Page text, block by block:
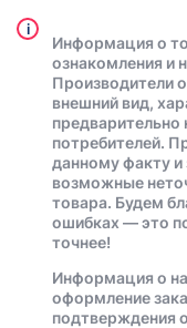
i
Информация о
ознакомления и
Производители
внешний вид,
потребителей.
данному факту и
возможные
товара. Будем
ошибках — это
точнее!
Информация о
оформление
подтверждения